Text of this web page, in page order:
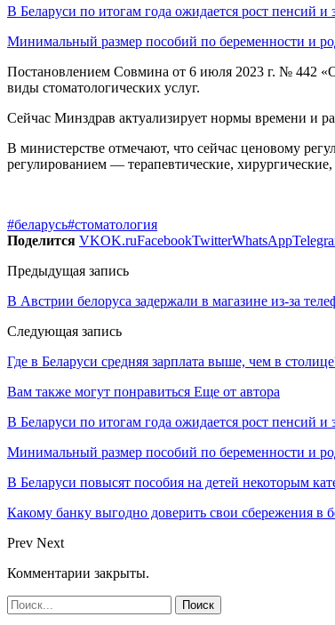
В Беларуси по итогам года ожидается рост пенсий и
Минимальный размер пособий по беременности и
Постановлением Совмина от 6 июля 2023 г. № 442
виды стоматологических услуг.
Сейчас Минздрав актуализирует нормы времени и
В министерстве отмечают, что сейчас ценовому
регулированием — терапевтические,
#беларусь#стоматология
Поделится VKOK.ruFacebookTwitterWhatsApp
Предыдущая запись
В Австрии белоруса задержали в магазине из-за
Следующая запись
Где в Беларуси средняя зарплата выше, чем в
Вам также могут понравиться Еще от автора
В Беларуси по итогам года ожидается рост пенсий и
Минимальный размер пособий по беременности и
В Беларуси повысят пособия на детей некоторым
Какому банку выгодно доверить свои сбережения
Prev Next
Комментарии закрыты.